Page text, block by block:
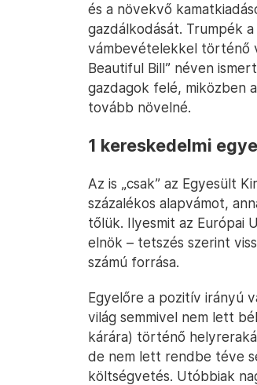
és a növekvő
gazdálkodását. Trumpék
vámbevételekkel történő
Beautiful Bill” néven
gazdagok felé, miközben
tovább növelné.
1 kereskedelmi
Az is „csak” az Egyesült
százalékos alapvámot,
tőlük. Ilyesmit az Európai
elnök – tetszés szerint
számú forrása.
Egyelőre a pozitív irányú
világ semmivel nem lett
kárára) történő
de nem lett rendbe téve
költségvetés. Utóbbiak